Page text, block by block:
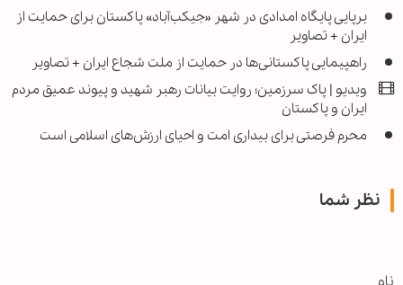
برپایی پایگاه امدادی در شهر «جیکب‌آباد» پاکستان برای حمایت از
ایران + تصاویر
راهپیمایی پاکستانی‌ها در حمایت از ملت شجاع ایران + تصاویر
ویدیو | پاک سرزمین؛ روایت بیانات رهبر شهید و پیوند عمیق مردم
ایران و پاکستان
محرم فرصتی برای بیداری امت و احیای ارزش‌های اسلامی است
نظر شما